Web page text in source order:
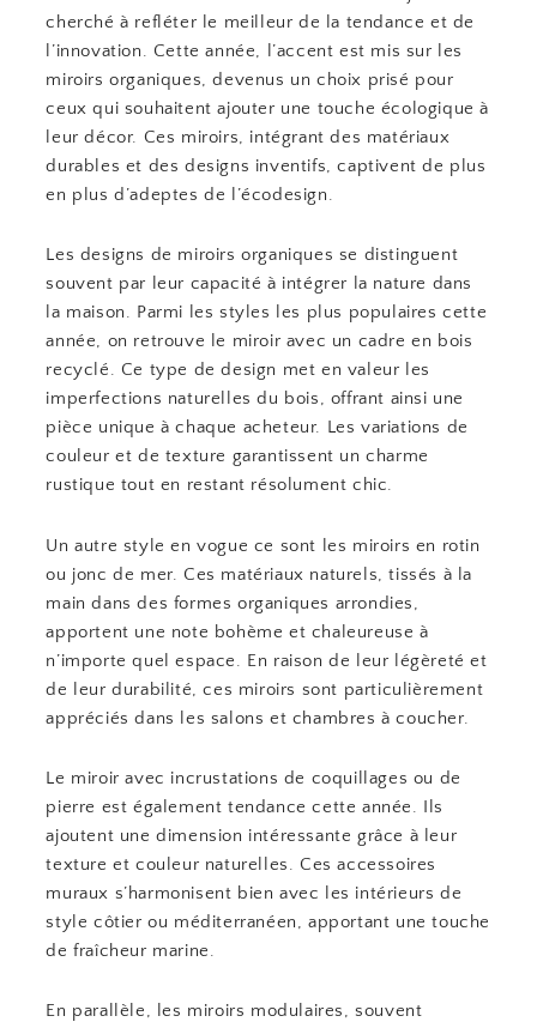
cherché à refléter le meilleur de la tendance et de
l’innovation. Cette année, l’accent est mis sur les
miroirs organiques, devenus un choix prisé pour
ceux qui souhaitent ajouter une touche écologique à
leur décor. Ces miroirs, intégrant des matériaux
durables et des designs inventifs, captivent de plus
en plus d’adeptes de l’écodesign.
Les designs de miroirs organiques se distinguent
souvent par leur capacité à intégrer la nature dans
la maison. Parmi les styles les plus populaires cette
année, on retrouve le miroir avec un cadre en bois
recyclé. Ce type de design met en valeur les
imperfections naturelles du bois, offrant ainsi une
pièce unique à chaque acheteur. Les variations de
couleur et de texture garantissent un charme
rustique tout en restant résolument chic.
Un autre style en vogue ce sont les miroirs en rotin
ou jonc de mer. Ces matériaux naturels, tissés à la
main dans des formes organiques arrondies,
apportent une note bohème et chaleureuse à
n’importe quel espace. En raison de leur légèreté et
de leur durabilité, ces miroirs sont particulièrement
appréciés dans les salons et chambres à coucher.
Le miroir avec incrustations de coquillages ou de
pierre est également tendance cette année. Ils
ajoutent une dimension intéressante grâce à leur
texture et couleur naturelles. Ces accessoires
muraux s’harmonisent bien avec les intérieurs de
style côtier ou méditerranéen, apportant une touche
de fraîcheur marine.
En parallèle, les miroirs modulaires, souvent